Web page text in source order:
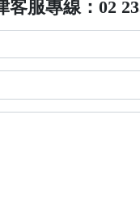
客服專線：02